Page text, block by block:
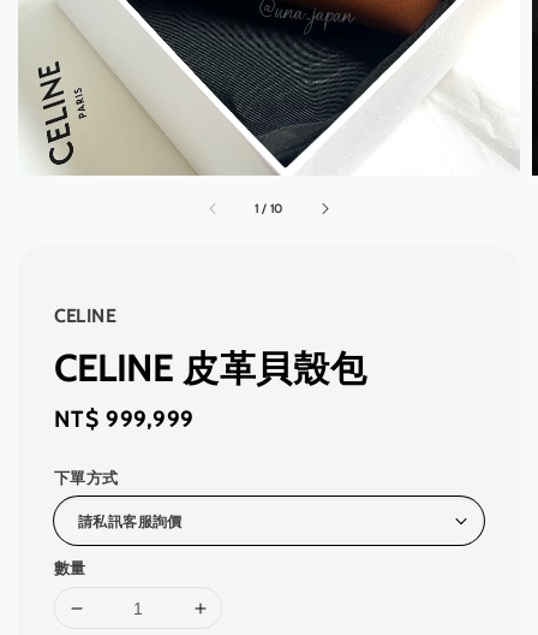
1 / 10
CELINE
CELINE 皮革貝殼包
Regular
NT$ 999,999
下單方式
數量